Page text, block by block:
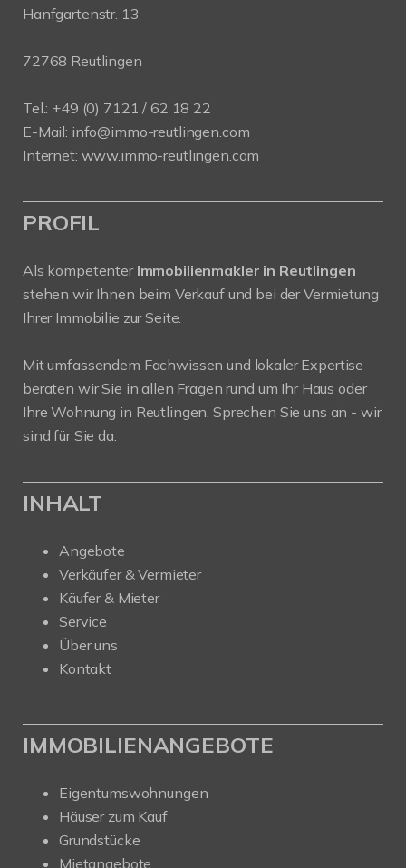
Hanfgartenstr. 13
72768 Reutlingen
Tel.: +49 (0) 7121 / 62 18 22
E-Mail: info@immo-reutlingen.com
Internet: www.immo-reutlingen.com
PROFIL
Als kompetenter Immobilienmakler in Reutlingen
stehen wir Ihnen beim Verkauf und bei der Vermietung
Ihrer Immobilie zur Seite.
Mit umfassendem Fachwissen und lokaler Expertise
beraten wir Sie in allen Fragen rund um Ihr Haus oder
Ihre Wohnung in Reutlingen. Sprechen Sie uns an - wir
sind für Sie da.
INHALT
Angebote
Verkäufer & Vermieter
Käufer & Mieter
Service
Über uns
Kontakt
IMMOBILIENANGEBOTE
Eigentumswohnungen
Häuser zum Kauf
Grundstücke
Mietangebote